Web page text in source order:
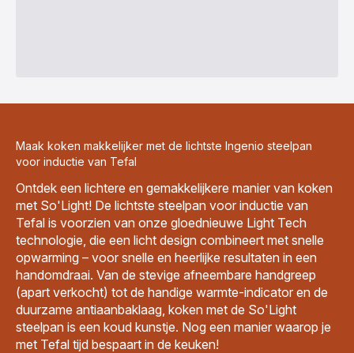
Maak koken makkelijker met de lichtste Ingenio steelpan
voor inductie van Tefal
Ontdek een lichtere en gemakkelijkere manier van koken
met So'Light! De lichtste steelpan voor inductie van
Tefal is voorzien van onze gloednieuwe Light Tech
technologie, die een licht design combineert met snelle
opwarming – voor snelle en heerlijke resultaten in een
handomdraai. Van de stevige afneembare handgreep
(apart verkocht) tot de handige warmte-indicator en de
duurzame antiaanbaklaag, koken met de So'Light
steelpan is een koud kunstje. Nog een manier waarop je
met Tefal tijd bespaart in de keuken!